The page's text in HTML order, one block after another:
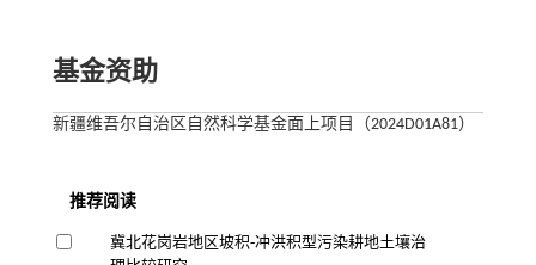
基金资助
新疆维吾尔自治区自然科学基金面上项目（2024D01A81）